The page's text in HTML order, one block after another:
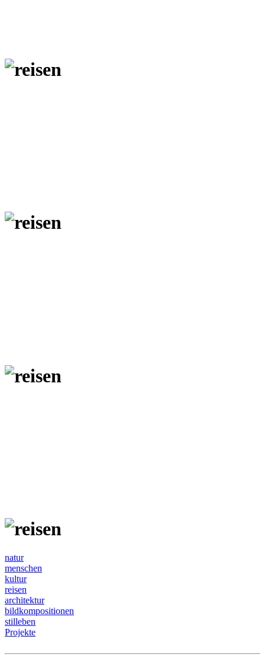
natur
menschen
kultur
reisen
architektur
bildkompositionen
stilleben
Projekte